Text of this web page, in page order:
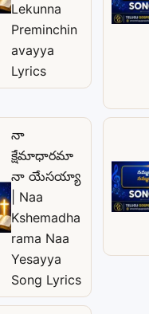
Lekunna
Preminchin
avayya
Lyrics
నా
క్షేమాధారమా
నా యేసయ్యా
| Naa
Kshemadha
rama Naa
Yesayya
Song Lyrics